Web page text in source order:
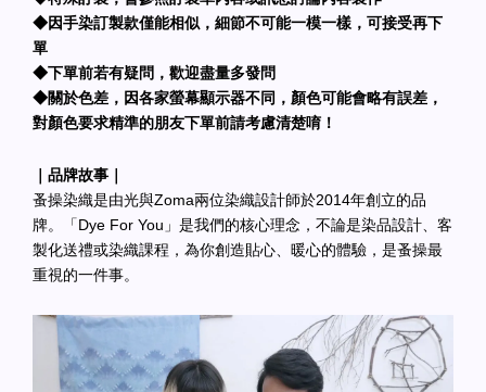
◆因手染訂製款僅能相似，細節不可能一模一樣，可接受再下
單
◆下單前若有疑問，歡迎盡量多發問
◆關於色差，因各家螢幕顯示器不同，顏色可能會略有誤差，
對顏色要求精準的朋友下單前請考慮清楚唷！
｜品牌故事｜
蚤操染織是由光與Zoma兩位染織設計師於2014年創立的品
牌。「Dye For You」是我們的核心理念，不論是染品設計、客
製化送禮或染織課程，為你創造貼心、暖心的體驗，是蚤操最
重視的一件事。